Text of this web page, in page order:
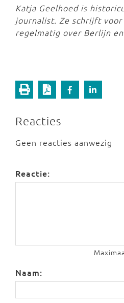
Katja Geelhoed is
journalist. Ze schrijft
regelmatig over Berlijn
Reacties
Geen reacties aanwezig
Reactie:
Naam: